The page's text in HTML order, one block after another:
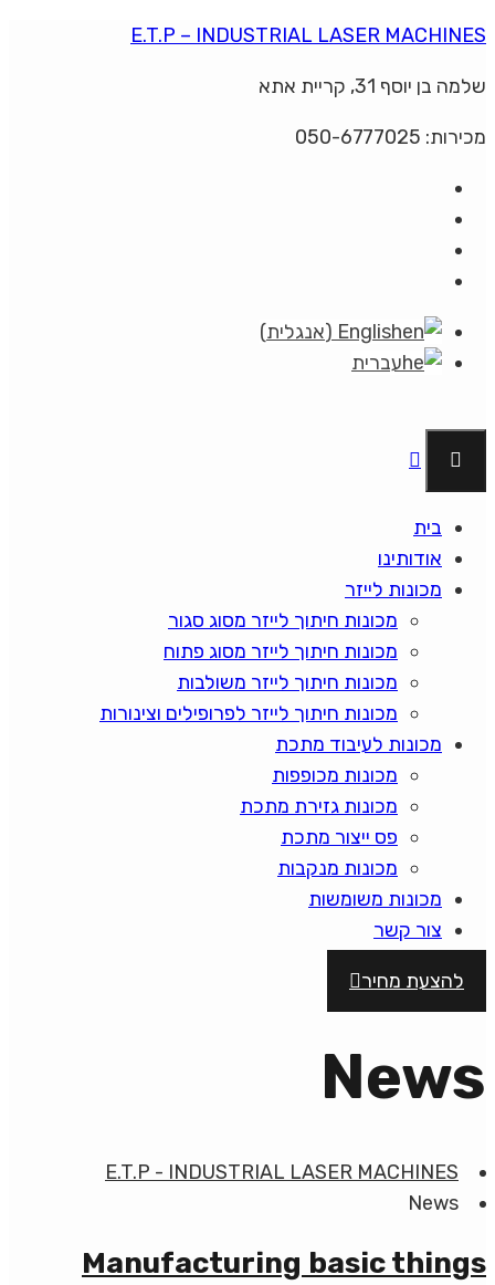
E.T.P – INDUSTRIAL LASER MACHINES
שלמה בן יוסף 31, קריית אתא
מכירות: 050-6777025
English
(אנגלית)
עברית
בית
אודותינו
מכונות לייזר
מכונות חיתוך לייזר מסוג סגור
מכונות חיתוך לייזר מסוג פתוח
מכונות חיתוך לייזר משולבות
מכונות חיתוך לייזר לפרופילים וצינורות
מכונות לעיבוד מתכת
מכונות מכופפות
מכונות גזירת מתכת
פס ייצור מתכת
מכונות מנקבות
מכונות משומשות
צור קשר
להצעת מחיר
News
E.T.P - INDUSTRIAL LASER MACHINES
News
Manufacturing basic things